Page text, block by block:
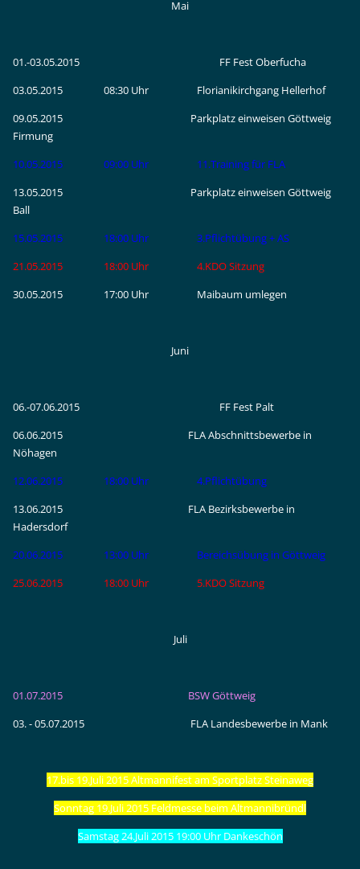
Mai
01.-03.05.2015 FF Fest Oberfucha
03.05.2015 08:30 Uhr Florianikirchgang Hellerhof
09.05.2015 Parkplatz einweisen Göttweig
Firmung
10.05.2015 09:00 Uhr 11.Training für FLA
13.05.2015 Parkplatz einweisen Göttweig
Ball
15.05.2015 18:00 Uhr 3.Pflichtübung + AS
21.05.2015 18:00 Uhr 4.KDO Sitzung
30.05.2015 17:00 Uhr Maibaum umlegen
Juni
06.-07.06.2015 FF Fest Palt
06.06.2015 FLA Abschnittsbewerbe in
Nöhagen
12.06.2015 18:00 Uhr 4.Pflichtübung
13.06.2015 FLA Bezirksbewerbe in
Hadersdorf
20.06.2015 13:00 Uhr Bereichsübung in Göttweig
25.06.2015 18:00 Uhr 5.KDO Sitzung
Juli
01.07.2015 BSW Göttweig
03. - 05.07.2015
FLA Landesbewerbe in Mank
17.bis 19.Juli 2015 Altmannifest am Sportplatz Steinaweg
Sonntag 19.Juli 2015 Feldmesse beim Altmannibründl
Samstag 24.Juli 2015 19:00 Uhr Dankeschön